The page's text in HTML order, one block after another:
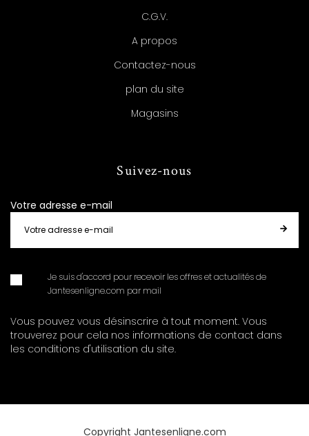
C.G.V.
A propos
Contactez-nous
plan du site
Magasins
Suivez-nous
Votre adresse e-mail
Je suis d'accord pour recevoir les offres et actualités de
Jantesenligne.com par mail
Vous pouvez vous désinscrire à tout moment. Vous
trouverez pour cela nos informations de contact dans
les conditions d'utilisation du site.
Copyright Jantesenligne.com